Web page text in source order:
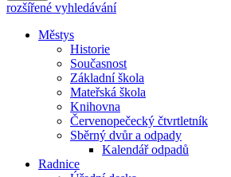
rozšířené vyhledávání
Městys
Historie
Současnost
Základní škola
Mateřská škola
Knihovna
Červenopečecký čtvrtletník
Sběrný dvůr a odpady
Kalendář odpadů
Radnice